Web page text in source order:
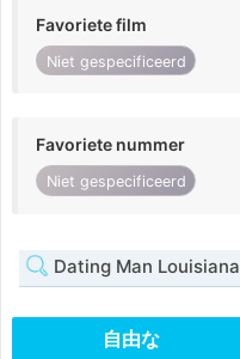
Favoriete film
Niet gespecificeerd
Favoriete nummer
Niet gespecificeerd
Dating Man Louisiana
自由な